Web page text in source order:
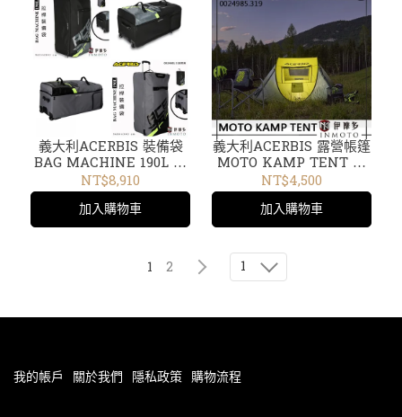
義大利ACERBIS 裝備袋
BAG MACHINE 190L 拉
桿 拖輪 行李箱 旅行箱
0024681 319黑灰 318黑黃
24681
NT$8,910
加入購物車
義大利ACERBIS 露營帳篷
MOTO KAMP TENT 雙
人房自動展開好收折抗風
機車露營 出遊0024985
24985
NT$4,500
加入購物車
1 2 1
我的帳戶 關於我們 隱私政策 購物流程